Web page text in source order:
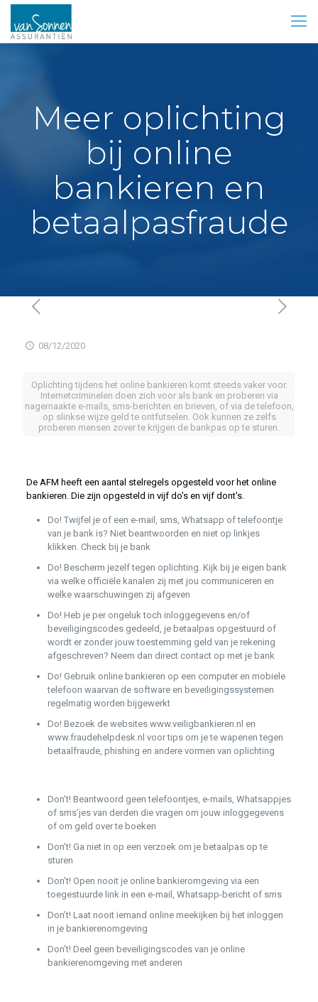
Meer oplichting
bij online
bankieren en
betaalpasfraude
08/12/2020
Oplichting tijdens het online bankieren komt steeds vaker voor.
Internetcriminelen doen zich voor als bank en proberen via
nagemaakte e-mails, sms-berichten en brieven, of via de telefoon,
op slinkse wijze geld te ontfutselen. Ook kunnen ze zelfs
proberen mensen zover te krijgen de bankpas op te sturen.
De AFM heeft een aantal stelregels opgesteld voor het online
bankieren. Die zijn opgesteld in vijf do's en vijf dont's.
Do! Twijfel je of een e-mail, sms, Whatsapp of telefoontje
van je bank is? Niet beantwoorden en niet op linkjes
klikken. Check bij je bank
Do! Bescherm jezelf tegen oplichting. Kijk bij je eigen bank
via welke officiële kanalen zij met jou communiceren en
welke waarschuwingen zij afgeven
Do! Heb je per ongeluk toch inloggegevens en/of
beveiligingscodes gedeeld, je betaalpas opgestuurd of
wordt er zonder jouw toestemming geld van je rekening
afgeschreven? Neem dan direct contact op met je bank
Do! Gebruik online bankieren op een computer en mobiele
telefoon waarvan de software en beveiligingssystemen
regelmatig worden bijgewerkt
Do! Bezoek de websites www.veiligbankieren.nl en
www.fraudehelpdesk.nl voor tips om je te wapenen tegen
betaalfraude, phishing en andere vormen van oplichting
Don’t! Beantwoord geen telefoontjes, e-mails, Whatsappjes
of sms’jes van derden die vragen om jouw inloggegevens
of om geld over te boeken
Don’t! Ga niet in op een verzoek om je betaalpas op te
sturen
Don’t! Open nooit je online bankieromgeving via een
toegestuurde link in een e-mail, Whatsapp-bericht of sms
Don’t! Laat nooit iemand online meekijken bij het inloggen
in je bankierenomgeving
Don’t! Deel geen beveiligingscodes van je online
bankierenomgeving met anderen